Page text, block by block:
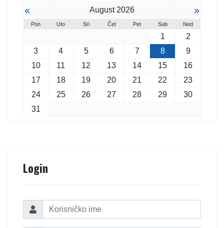
« August 2026 »
Pon Uto Sri Čet Pet Sub Ned
1
2
3
4 5 6 7 8
9
10
11 12 13 14 15
16
17
18 19 20 21 22
23
24
25 26 27 28 29
30
31
Login